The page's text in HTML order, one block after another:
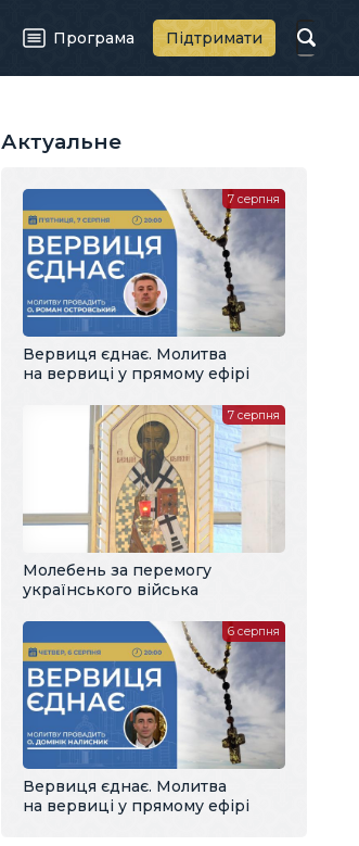
Програма Підтримати
Актуальне
Вервиця єднає. Молитва
на вервиці у прямому ефірі
7 серпня
Молебень за перемогу
українського війська
7 серпня
Вервиця єднає. Молитва
на вервиці у прямому ефірі
6 серпня